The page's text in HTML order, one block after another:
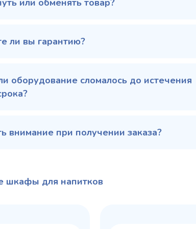
или обменять товар?
ли вы гарантию?
оборудование сломалось до истечения
внимание при получении заказа?
шкафы для напитков